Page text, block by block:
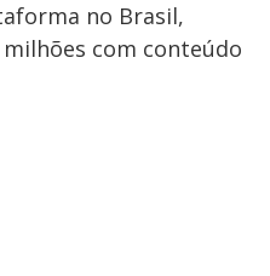
no Brasil,
com conteúdo